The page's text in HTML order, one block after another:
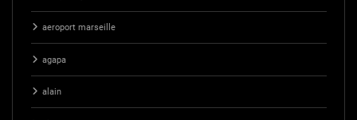
aeroport marseille
agapa
alain